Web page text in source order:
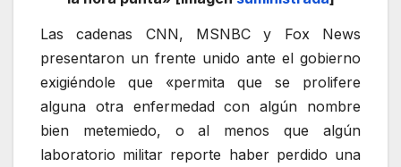
Las cadenas CNN, MSNBC y Fox News
presentaron un frente unido ante el gobierno
exigiéndole que «permita que se prolifere
alguna otra enfermedad con algún nombre
bien metemiedo, o al menos que algún
laboratorio militar reporte haber perdido una